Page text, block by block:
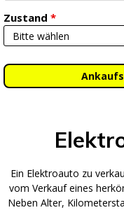
Zustand *
Ein Elektroauto zu
vom Verkauf eines
Neben Alter,